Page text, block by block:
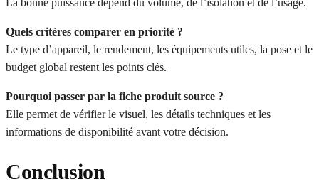
Quels critères comparer en priorité ?
Le type d’appareil, le rendement, les équipements utiles, la pose et le
budget global restent les points clés.
Pourquoi passer par la fiche produit source ?
Elle permet de vérifier le visuel, les détails techniques et les
informations de disponibilité avant votre décision.
Conclusion